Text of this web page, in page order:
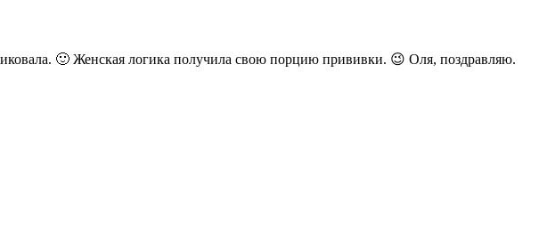
🙂 Женская логика получила свою порцию прививки. 😉 Оля, поздравляю.